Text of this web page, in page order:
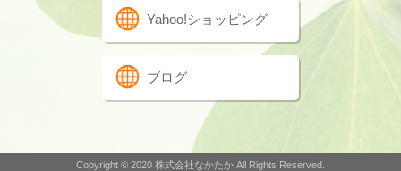
Yahoo!ショッピング
ブログ
Copyright © 2020 株式会社なかたか All Rights Reserved.